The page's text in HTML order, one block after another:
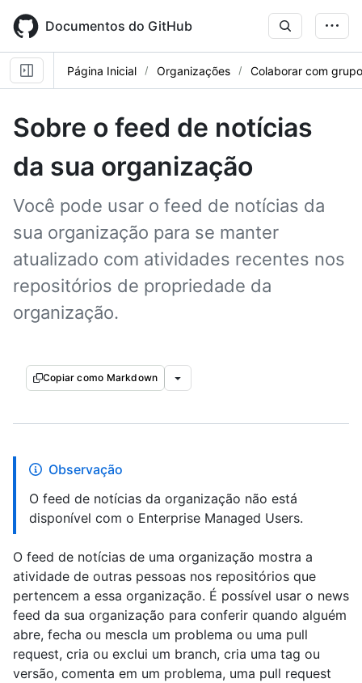
main
content
Documentos do GitHub
Página Inicial Organizações Colaborar com
Sobre o feed de notícias
da sua organização
Você pode usar o feed de notícias da
sua organização para se manter
atualizado com atividades recentes nos
repositórios de propriedade da
organização.
Copiar como Markdown
Observação
O feed de notícias da organização não está
disponível com o Enterprise Managed Users.
O feed de notícias de uma organização mostra a
atividade de outras pessoas nos repositórios que
pertencem a essa organização. É possível usar o news
feed da sua organização para conferir quando alguém
abre, fecha ou mescla um problema ou uma pull
request, cria ou exclui um branch, cria uma tag ou
versão, comenta em um problema, uma pull request